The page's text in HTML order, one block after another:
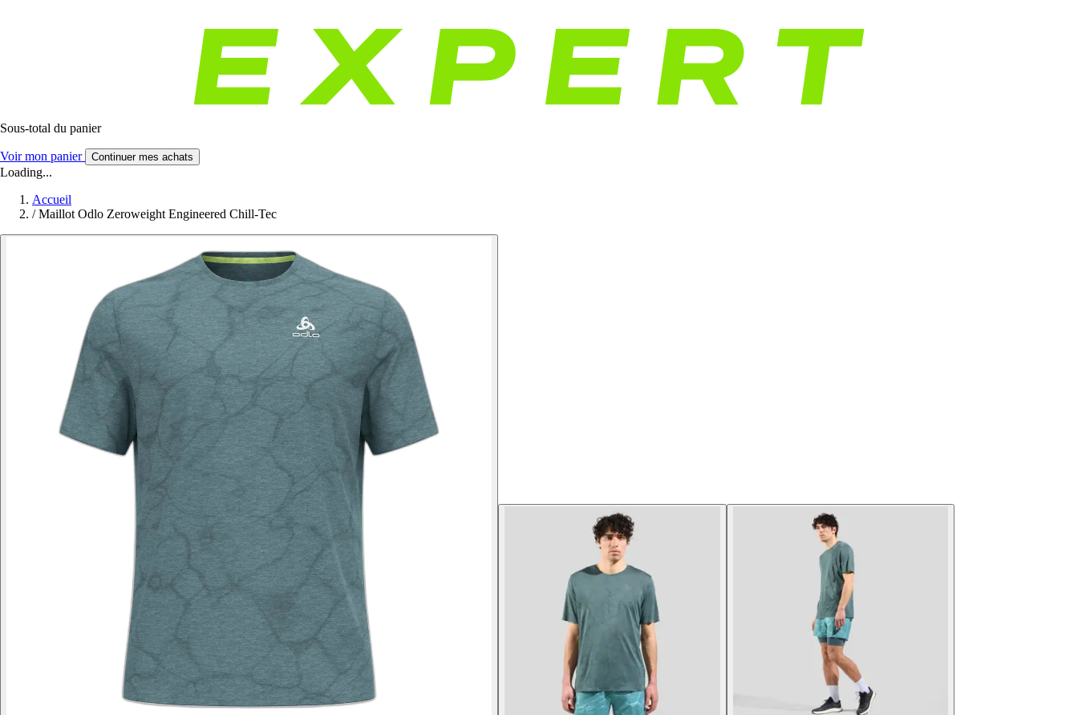
Sous-total du panier
Voir mon panier Continuer mes achats
Loading...
Accueil
/ Maillot Odlo Zeroweight Engineered Chill-Tec